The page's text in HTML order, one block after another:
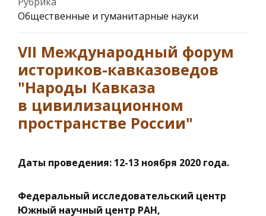
Общественные и гуманитарные науки
VII Международный форум
историков-кавказоведов
"Народы Кавказа
в цивилизационном
пространстве России"
Даты проведения: 12-13 ноября 2020 года.
Федеральный исследовательский центр
Южный научный центр РАН,